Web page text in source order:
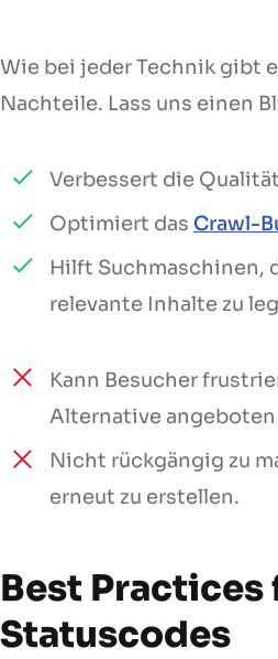
Wie bei jeder Technik gibt
Nachteile. Lass uns einen
Verbessert die
Optimiert das Crawl-
Hilft Suchmaschinen,
relevante Inhalte zu
Kann Besucher
Alternative
Nicht rückgängig zu
erneut zu erstellen.
Best Practices
Statuscodes